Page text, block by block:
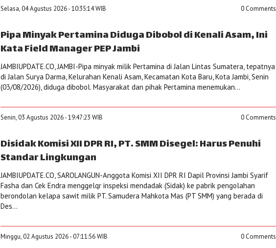
Selasa, 04 Agustus 2026 - 10:35:14 WIB 0 Comments
Pipa Minyak Pertamina Diduga Dibobol di Kenali Asam, Ini
Kata Field Manager PEP Jambi
JAMBIUPDATE.CO, JAMBI-Pipa minyak milik Pertamina di Jalan Lintas Sumatera, tepatnya
di Jalan Surya Darma, Kelurahan Kenali Asam, Kecamatan Kota Baru, Kota Jambi, Senin
(03/08/2026), diduga dibobol. Masyarakat dan pihak Pertamina menemukan...
Senin, 03 Agustus 2026 - 19:47:23 WIB 0 Comments
Disidak Komisi XII DPR RI, PT. SMM Disegel: Harus Penuhi
Standar Lingkungan
JAMBIUPDATE.CO, SAROLANGUN-Anggota Komisi XII DPR RI Dapil Provinsi Jambi Syarif
Fasha dan Cek Endra menggelqr inspeksi mendadak (Sidak) ke pabrik pengolahan
berondolan kelapa sawit milik PT. Samudera Mahkota Mas (PT SMM) yang berada di
Des...
Minggu, 02 Agustus 2026 - 07:11:56 WIB 0 Comments